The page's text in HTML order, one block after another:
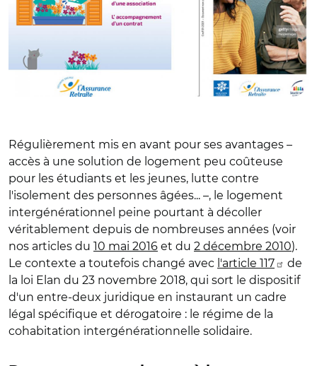
Régulièrement mis en avant pour ses avantages –
accès à une solution de logement peu coûteuse
pour les étudiants et les jeunes, lutte contre
l'isolement des personnes âgées... –, le logement
intergénérationnel peine pourtant à décoller
véritablement depuis de nombreuses années (voir
nos articles du 10 mai 2016 et du 2 décembre 2010).
Le contexte a toutefois changé avec l'article 117
de
la loi Elan du 23 novembre 2018, qui sort le dispositif
d'un entre-deux juridique en instaurant un cadre
légal spécifique et dérogatoire : le régime de la
cohabitation intergénérationnelle solidaire.